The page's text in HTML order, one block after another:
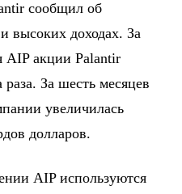
сообщил об
высоких доходах. За
AIP акции Palantir
За шесть месяцев
увеличилась
долларов.
AIP используются